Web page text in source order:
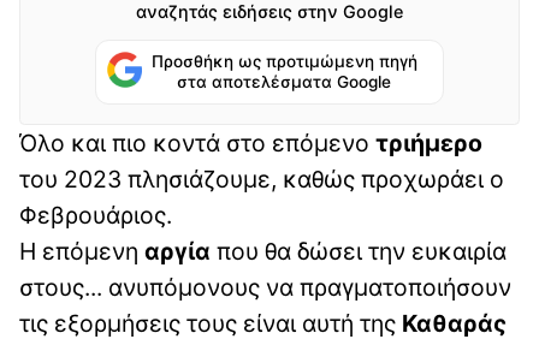
αναζητάς ειδήσεις στην Google
Προσθήκη ως προτιμώμενη πηγή
στα αποτελέσματα Google
Όλο και πιο κοντά στο επόμενο τριήμερο
του 2023 πλησιάζουμε, καθώς προχωράει ο
Φεβρουάριος.
Η επόμενη αργία που θα δώσει την ευκαιρία
στους... ανυπόμονους να πραγματοποιήσουν
τις εξορμήσεις τους είναι αυτή της Καθαράς